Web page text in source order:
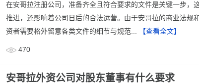
在安哥拉注册公司，准备齐全且符合要求的文件是关键一步，
推进，还影响着公司日后的合法运营。由于安哥拉的商业法规
资者需要格外留意各类文件的细节与规范...
【查看全文】
470
安哥拉外资公司对股东董事有什么要求